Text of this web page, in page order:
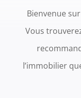
Bienvenue
Vous
l’immobilier